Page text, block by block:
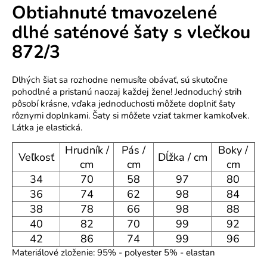
Obtiahnuté tmavozelené
dlhé saténové šaty s vlečkou
872/3
Dlhých šiat sa rozhodne nemusíte obávať, sú skutočne
pohodlné a pristanú naozaj každej žene! Jednoduchý strih
pôsobí krásne, vďaka jednoduchosti môžete doplniť šaty
rôznymi doplnkami. Šaty si môžete vziať takmer kamkoľvek.
Látka je elastická.
Veľkosť
Hrudník /
cm
Pás /
cm
Dĺžka / cm
Boky /
cm
34
70 58 97
80
36
74 62 98
84
38
78 66 98
88
40
82 70 99
92
42
86 74 99 96
Materiálové zloženie: 95% - polyester 5% - elastan
O
d
p
o
r
ú
č
a
m
e